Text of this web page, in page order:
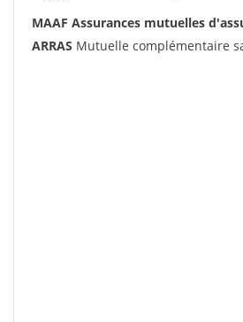
MAAF Assurances mutuelles
ARRAS Mutuelle complémentaire